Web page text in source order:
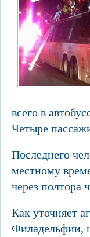
всего в
Четыре
Последнего
местному
через полтора
Как уточняет
Филадельфии,